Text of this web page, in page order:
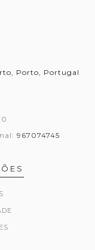
Porto, Portugal
967074745